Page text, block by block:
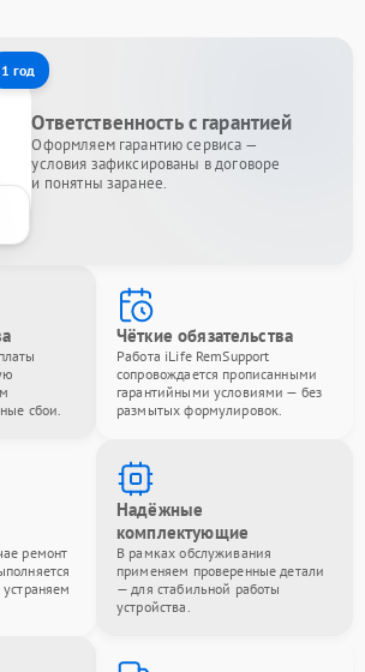
1 год
Ответственность с гарантией
Оформляем гарантию сервиса —
условия зафиксированы в договоре
и понятны заранее.
сбои.
Чёткие обязательства
Работа iLife RemSupport
сопровождается прописанными
гарантийными условиями — без
размытых формулировок.
ремонт
Надёжные
комплектующие
В рамках обслуживания
применяем проверенные детали
— для стабильной работы
устройства.